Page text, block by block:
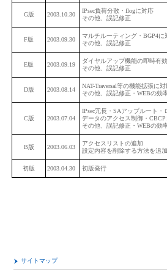
G版 2003.10.30
IPsec負荷分散・flogに対応
その他、誤記修正
F版 2003.09.30
マルチルーティング・BGP4に
その他、誤記修正
E版 2003.09.19
ダイヤルアップ機能の即時有
その他、誤記修正
D版 2003.08.14
NAT-Traversal等の機能拡張に対
その他、誤記修正・WEBの効
C版 2003.07.04
IPsec冗長・SAアップルート
データのアクセス制御・
その他、誤記修正・WEBの効
B版 2003.06.03
アクセスリストの追加
設定内容を削除する方法を追加
初版 2003.04.30 初版発行
サイトマップ